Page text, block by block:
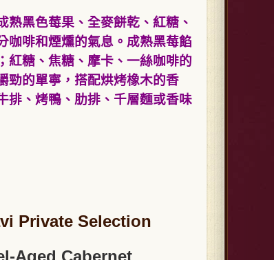
黑色莓果、全麥餅乾、紅糖、
咖啡和煙燻的氣息。成熟黑莓餡
紅糖、焦糖、摩卡、一絲咖啡的
勁的單寧，搭配烘烤橡木的香
排、烤鴨、肋排、千層麵或香味
Private Selection
Aged Cabernet